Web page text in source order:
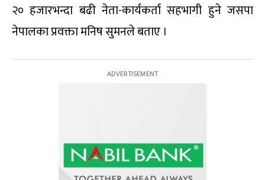
२० हजारभन्दा बढी नेता-कार्यकर्ता सहभागी हुने जसपा
नेपालका प्रवक्ता मनिष सुमनले बताए ।